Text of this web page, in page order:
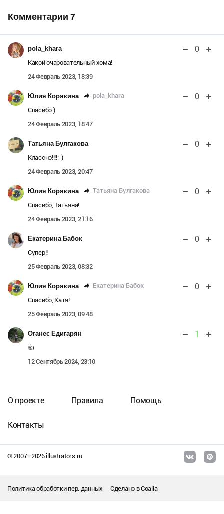
Комментарии 7
pola_khara 0
Какой очаровательный хома!
24 Февраль 2023, 18:39
Юлия Корякина pola_khara 0
Спасибо:)
24 Февраль 2023, 18:47
Татьяна Булгакова 0
Классно!!!!:-)
24 Февраль 2023, 20:47
Юлия Корякина Татьяна Булгакова 0
Спасибо, Татьяна!
24 Февраль 2023, 21:16
Екатерина Бабок 0
Супер!!
25 Февраль 2023, 08:32
Юлия Корякина Екатерина Бабок 0
Спасибо, Катя!
25 Февраль 2023, 09:48
Оганес Едигарян 1
👍
12 Сентябрь 2024, 23:10
© 2007–2026illustrators.ru
О проекте Правила Помощь
Контакты
Политика обработки пер. данных Сделано вCoalla